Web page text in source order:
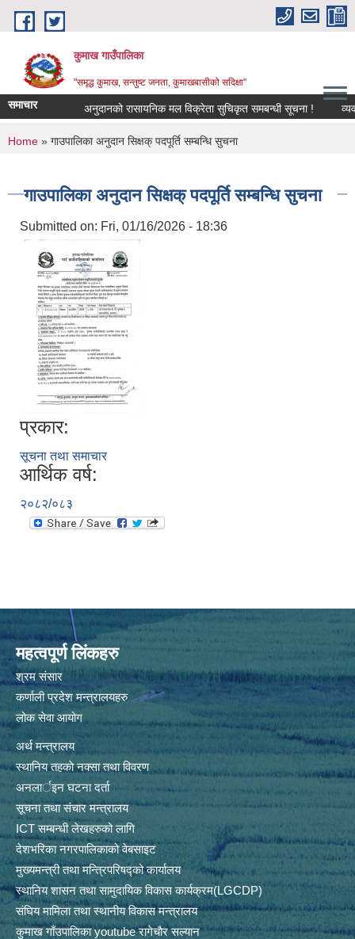
Skip to main content
कुमाख गाउँपालिका
"समृद्ध कुमाख, सन्तुष्ट जनता, कुमाखबासीको सदिक्षा"
समाचार अनुदानको रासायनिक मल विक्रेता सुचिकृत समबन्धी सूचना !
You are here
Home » गाउपालिका अनुदान सिक्षक् पदपूर्ति सम्बन्धि सुचना
गाउपालिका अनुदान सिक्षक् पदपूर्ति सम्बन्धि सुचना
Submitted on: Fri, 01/16/2026 - 18:36
प्रकार:
सूचना तथा समाचार
आर्थिक वर्ष:
२०८२/०८३
महत्वपूर्ण लिंकहरु
श्रम संसार
कर्णाली प्रदेश मन्त्रालयहरु
लोक सेवा आयोग
अर्थ मन्त्रालय
स्थानिय तहकाे नक्सा तथा विवरण
अनलार्इन घटना दर्ता
सूचना तथा संचार मन्त्रालय
ICT सम्बन्धी लेखहरुको लागि
देशभरिका नगरपालिकाको वेबसाइट
मुख्यमन्त्री तथा मन्त्रिपरिषद्को कार्यालय
स्थानिय शासन तथा सामुदायिक विकास कार्यक्रम(LGCDP)
संघिय मामिला तथा स्थानीय विकास मन्त्रालय
कुमाख गाँउपालिका youtube रागेचाैर सल्यान